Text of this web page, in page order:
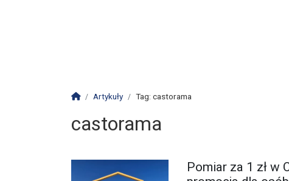
Strona główna
Artykuły Tag: castorama
castorama
Pomiar za 1 zł w